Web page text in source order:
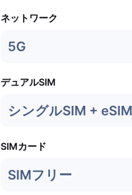
ネットワーク
5G
デュアルSIM
シングルSIM + eSIM
SIMカード
SIMフリー